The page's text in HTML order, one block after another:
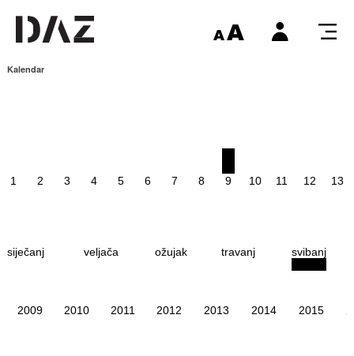
Kalendar
1 2 3 4 5 6 7 8 9 10 11 12 13
siječanj veljača ožujak travanj svibanj
2009 2010 2011 2012 2013 2014 2015